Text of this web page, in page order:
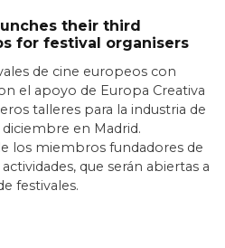
their third
for festival organisers
de cine europeos con
el apoyo de Europa Creativa
talleres para la industria de
diciembre en Madrid.
los miembros fundadores de
que serán abiertas a
festivales.